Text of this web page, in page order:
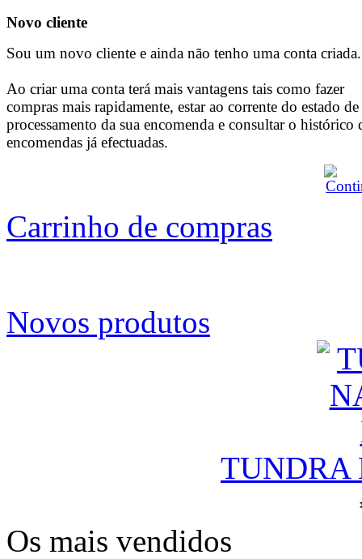
Novo cliente
Sou um novo cliente e ainda não tenho uma conta criada.
Ao criar uma conta terá mais vantagens tais como fazer
compras mais rapidamente, estar ao corrente do estado de
processamento da sua encomenda e consultar o histórico
encomendas já efectuadas.
Carrinho de compras
Novos produtos
TUNDRA
Os mais vendidos